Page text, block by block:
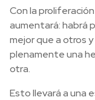
Con la
aumentará: habrá
mejor que a otros
plenamente una
otra.
Esto llevará a una